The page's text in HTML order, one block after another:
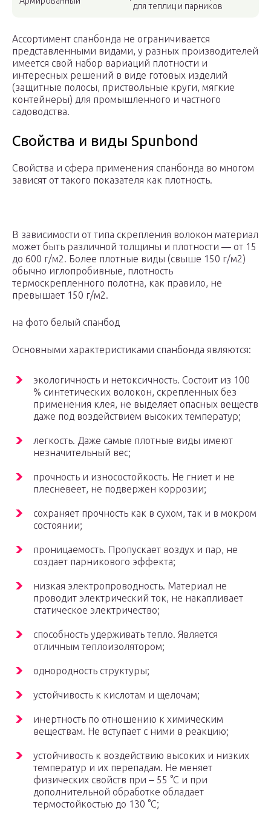
для теплиц и парников
Ассортимент спанбонда не ограничивается
представленными видами, у разных производителей
имеется свой набор вариаций плотности и
интересных решений в виде готовых изделий
(защитные полосы, приствольные круги, мягкие
контейнеры) для промышленного и частного
садоводства.
Свойства и виды Spunbond
Свойства и сфера применения спанбонда во многом
зависят от такого показателя как плотность.
В зависимости от типа скрепления волокон материал
может быть различной толщины и плотности — от 15
до 600 г/м2. Более плотные виды (свыше 150 г/м2)
обычно иглопробивные, плотность
термоскрепленного полотна, как правило, не
превышает 150 г/м2.
на фото белый спанбод
Основными характеристиками спанбонда являются:
экологичность и нетоксичность. Состоит из 100
% синтетических волокон, скрепленных без
применения клея, не выделяет опасных веществ
даже под воздействием высоких температур;
легкость. Даже самые плотные виды имеют
незначительный вес;
прочность и износостойкость. Не гниет и не
плесневеет, не подвержен коррозии;
сохраняет прочность как в сухом, так и в мокром
состоянии;
проницаемость. Пропускает воздух и пар, не
создает парникового эффекта;
низкая электропроводность. Материал не
проводит электрический ток, не накапливает
статическое электричество;
способность удерживать тепло. Является
отличным теплоизолятором;
однородность структуры;
устойчивость к кислотам и щелочам;
инертность по отношению к химическим
веществам. Не вступает с ними в реакцию;
устойчивость к воздействию высоких и низких
температур и их перепадам. Не меняет
физических свойств при ‒ 55 °С и при
дополнительной обработке обладает
термостойкостью до 130 °С;